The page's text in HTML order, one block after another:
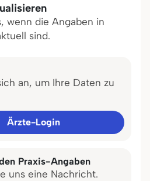
wenn die Angaben in
sind.
an, um Ihre Daten zu
Ärzte-Login
Praxis-Angaben
uns eine Nachricht.